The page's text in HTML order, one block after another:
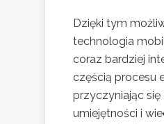
Dzięki tym
technologia
coraz bardziej
częścią procesu
przyczyniając
umiejętności i